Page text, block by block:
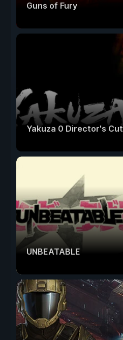
Guns of Fury
Yakuza 0 Director's Cut
UNBEATABLE